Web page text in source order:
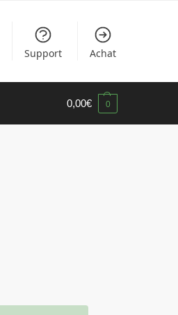
Support Achat
0,00€ 0